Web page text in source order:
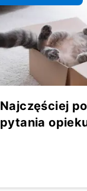
Najczęściej
pytania